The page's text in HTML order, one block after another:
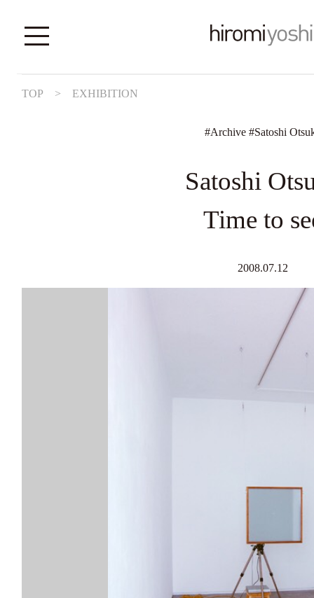
TOP > EXHIBITION
#Archive #Satoshi
Satoshi
Time to
2008.07.12